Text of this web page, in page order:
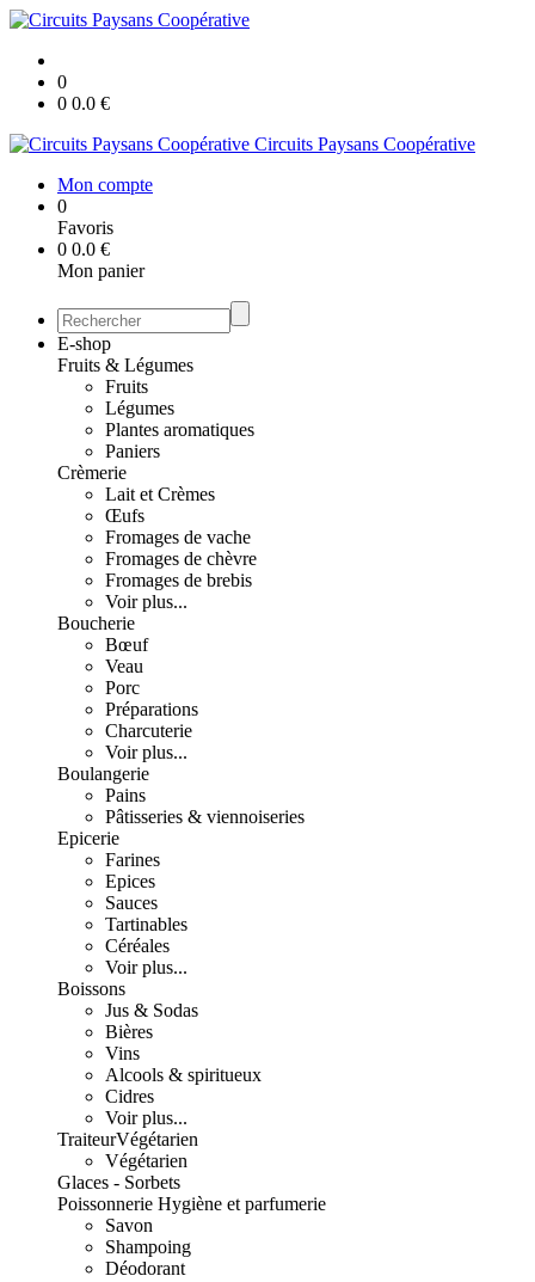
0
0 0.0 €
Circuits Paysans Coopérative
Mon compte
0
Favoris
0 0.0 €
Mon panier
E-shop
Fruits & Légumes
Fruits
Légumes
Plantes aromatiques
Paniers
Crèmerie
Lait et Crèmes
Œufs
Fromages de vache
Fromages de chèvre
Fromages de brebis
Voir plus...
Boucherie
Bœuf
Veau
Porc
Préparations
Charcuterie
Voir plus...
Boulangerie
Pains
Pâtisseries & viennoiseries
Epicerie
Farines
Epices
Sauces
Tartinables
Céréales
Voir plus...
Boissons
Jus & Sodas
Bières
Vins
Alcools & spiritueux
Cidres
Voir plus...
TraiteurVégétarien
Végétarien
Glaces - Sorbets
Poissonnerie Hygiène et parfumerie
Savon
Shampoing
Déodorant